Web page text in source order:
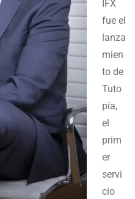
IFX
fue el
lanza
mien
to de
Tuto
pía,
el
prim
er
servi
cio